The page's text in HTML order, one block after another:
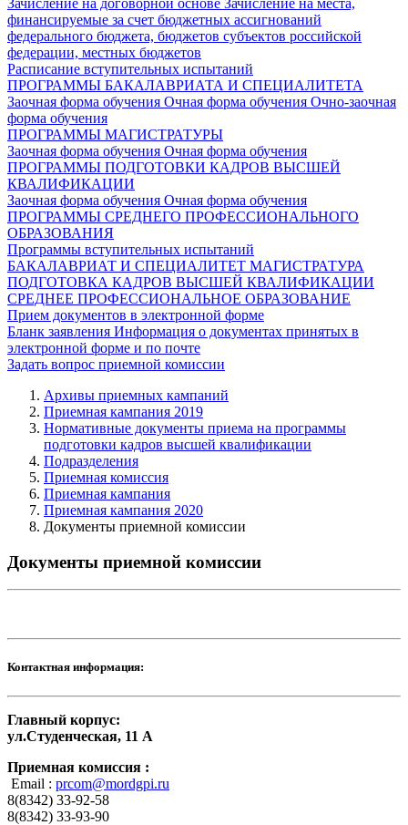
финансируемые за счет бюджетных ассигнований
федерального бюджета, бюджетов субъектов российской
федерации, местных бюджетов
Расписание вступительных испытаний
ПРОГРАММЫ БАКАЛАВРИАТА И СПЕЦИАЛИТЕТА
Заочная форма обучения Очная форма обучения Очно-заочная
форма обучения
ПРОГРАММЫ МАГИСТРАТУРЫ
Заочная форма обучения Очная форма обучения
ПРОГРАММЫ ПОДГОТОВКИ КАДРОВ ВЫСШЕЙ
КВАЛИФИКАЦИИ
Заочная форма обучения Очная форма обучения
ПРОГРАММЫ СРЕДНЕГО ПРОФЕССИОНАЛЬНОГО
ОБРАЗОВАНИЯ
Программы вступительных испытаний
БАКАЛАВРИАТ И СПЕЦИАЛИТЕТ МАГИСТРАТУРА
ПОДГОТОВКА КАДРОВ ВЫСШЕЙ КВАЛИФИКАЦИИ
СРЕДНЕЕ ПРОФЕССИОНАЛЬНОЕ ОБРАЗОВАНИЕ
Прием документов в электронной форме
Бланк заявления Информация о документах принятых в
электронной форме и по почте
Задать вопрос приемной комиссии
Архивы приемных кампаний
Приемная кампания 2019
Нормативные документы приема на программы
подготовки кадров высшей квалификации
Подразделения
Приемная комиссия
Приемная кампания
Приемная кампания 2020
Документы приемной комиссии
Документы приемной комиссии
Контактная информация:
Главный корпус:
ул.Студенческая, 11 А
Приемная комиссия :
Email : prcom@mordgpi.ru
8(8342) 33-92-58
8(8342) 33-93-90